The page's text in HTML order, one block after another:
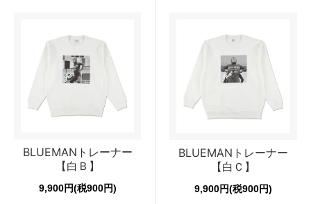
BLUEMANトレーナー
【白Ｂ】
9,900円(税900円)
BLUEMANトレーナー
【白Ｃ】
9,900円(税900円)